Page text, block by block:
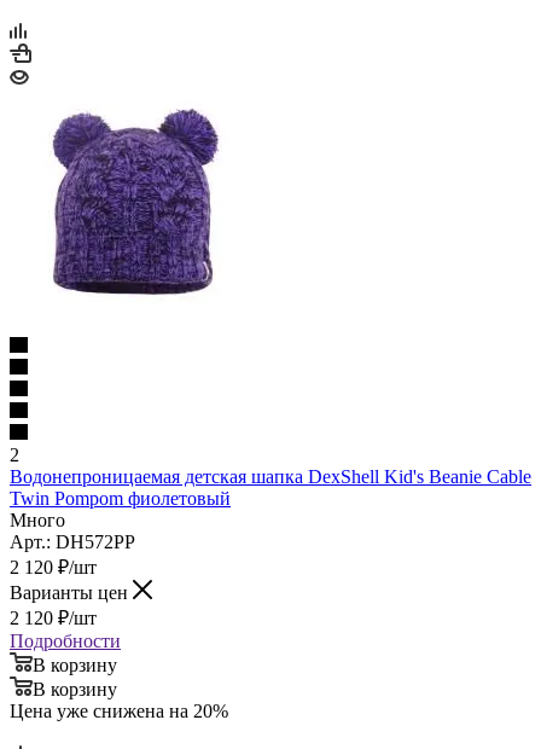
2
Водонепроницаемая детская шапка DexShell Kid's Beanie Cable
Twin Pompom фиолетовый
Много
Арт.: DH572PP
2 120 ₽/шт
Варианты цен
2 120 ₽/шт
Подробности
В корзину
В корзину
Цена уже снижена на 20%